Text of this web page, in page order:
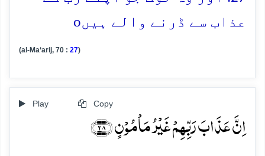
عذاب سے ڈرنے والے ہیںo
(al-Ma‘arij, 70 : 27)
Play Copy
اِنَّ عَذَابَ رَبِّہِمۡ غَیۡرُ مَاۡمُوۡنٍ ﴿۲۸﴾